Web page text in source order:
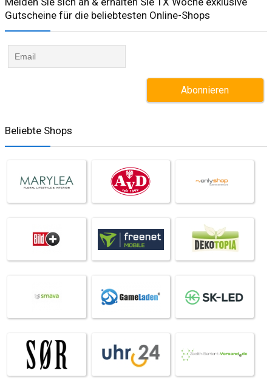
Gutscheine für die beliebtesten Online-Shops​
Beliebte Shops